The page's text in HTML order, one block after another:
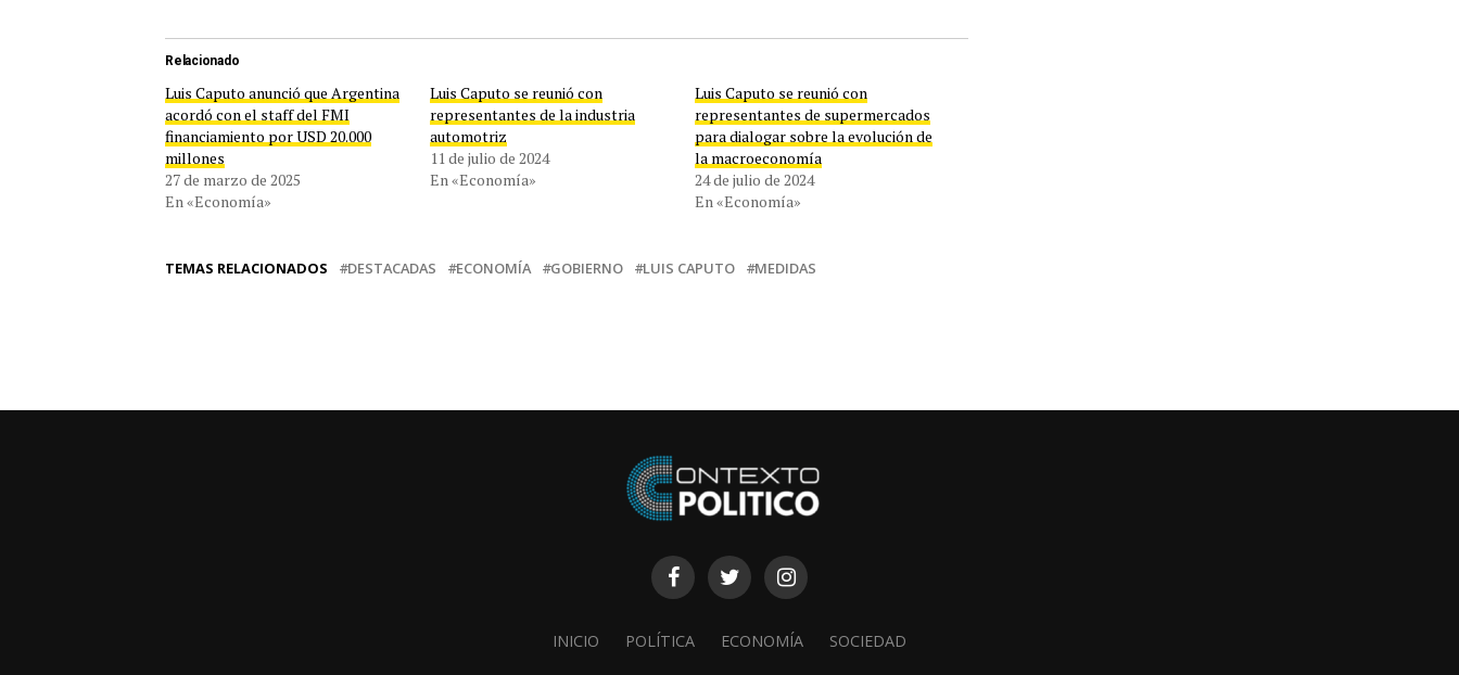
Relacionado
Luis Caputo anunció que Argentina
acordó con el staff del FMI
financiamiento por USD 20.000
millones
27 de marzo de 2025
En «Economía»
Luis Caputo se reunió con
representantes de la industria
automotriz
11 de julio de 2024
En «Economía»
Luis Caputo se reunió con
representantes de supermercados
para dialogar sobre la evolución de
la macroeconomía
24 de julio de 2024
En «Economía»
TEMAS RELACIONADOS DESTACADAS ECONOMÍA GOBIERNO LUIS CAPUTO MEDIDAS
INICIO POLÍTICA ECONOMÍA SOCIEDAD